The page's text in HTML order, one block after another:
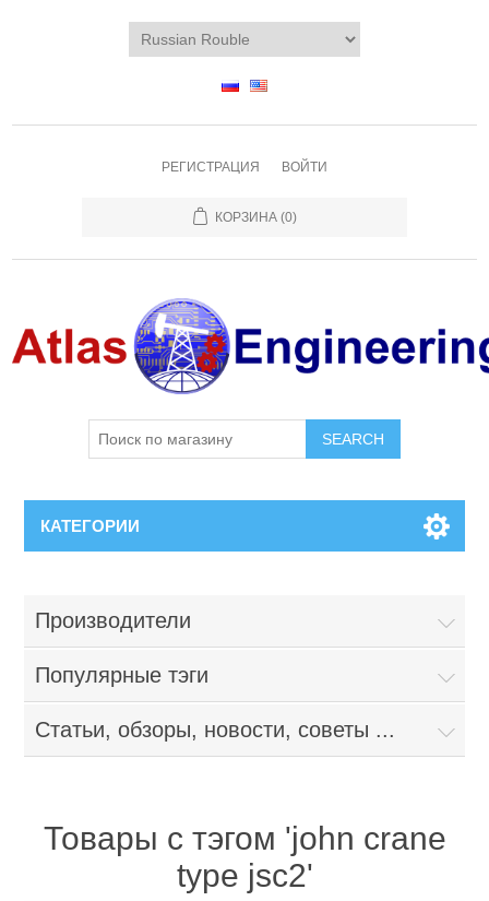
РЕГИСТРАЦИЯ ВОЙТИ
КОРЗИНА (0)
КАТЕГОРИИ
Производители
Популярные тэги
Статьи, обзоры, новости, советы ...
Товары с тэгом 'john crane
type jsc2'